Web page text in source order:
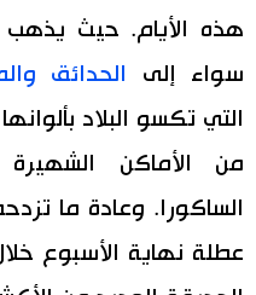
اليابان في فيديو
علوم وتكنولوجيا
هذه الأيام. حيث يذهب
سواء إلى الحدائق
التي تكسو البلاد
من الأماكن
الساكورا. وعادة ما
عطلة نهاية الأسبوع